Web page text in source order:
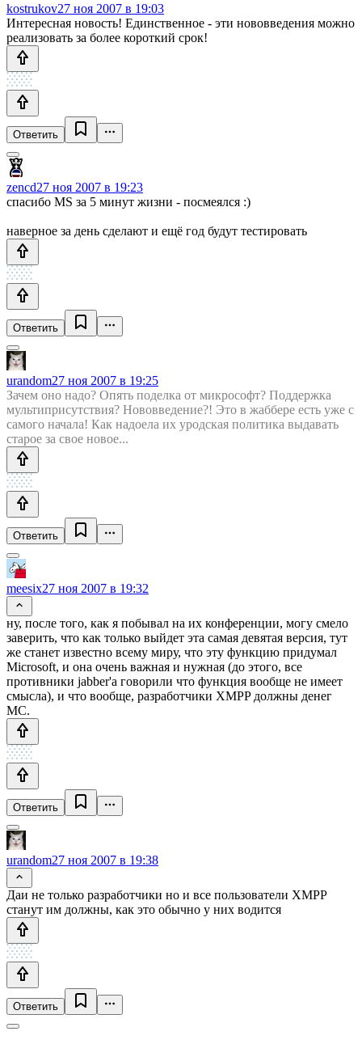
kostrukov27 ноя 2007 в 19:03
Интересная новость! Единственное - эти нововведения можно
реализовать за более короткий срок!
Ответить
zencd27 ноя 2007 в 19:23
спасибо MS за 5 минут жизни - посмеялся :)
наверное за день сделают и ещё год будут тестировать
Ответить
urandom27 ноя 2007 в 19:25
Зачем оно надо? Опять поделка от микрософт? Поддержка
мультиприсутствия? Нововведение?! Это в жаббере есть уже с
самого начала! Как надоела их уродская политика выдавать
старое за свое новое...
Ответить
meesix27 ноя 2007 в 19:32
ну, после того, как я побывал на их конференции, могу смело
заверить, что как только выйдет эта самая девятая версия, тут
же станет известно всему миру, что эту функцию придумал
Microsoft, и она очень важная и нужная (до этого, все
противники jabber'a говорили что функция вообще не имеет
смысла), и что вообще, разработчики XMPP должны денег
МС.
Ответить
urandom27 ноя 2007 в 19:38
Даи не только разработчики но и все пользователи XMPP
станут им должны, как это обычно у них водится
Ответить